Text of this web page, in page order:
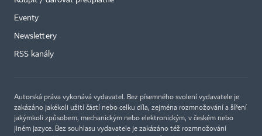
Eventy
Newslettery
RSS kanály
Autorská práva vykonává vydavatel. Bez písemného svolení vydavatele je
zakázáno jakékoli užití částí nebo celku díla, zejména rozmnožování a šíření
jakýmkoli způsobem, mechanickým nebo elektronickým, v českém nebo
jiném jazyce. Bez souhlasu vydavatele je zakázáno též rozmnožování